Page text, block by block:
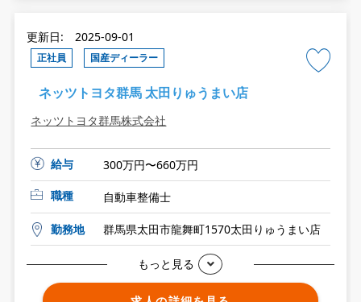
更新日: 2025-09-01
正社員 国産ディーラー
ネッツトヨタ群馬 太田りゅうまい店
ネッツトヨタ群馬株式会社
給与
300万円〜660万円
職種
自動車整備士
勤務地 群馬県太田市龍舞町1570太田りゅうまい店
もっと見る